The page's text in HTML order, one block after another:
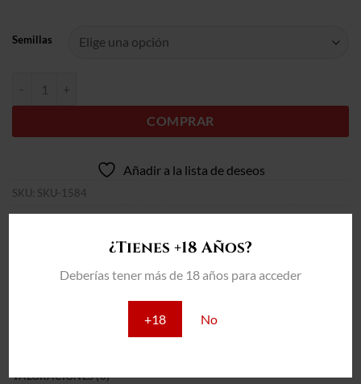
¿Tienes +18 Años?
Deberías tener más de 18 años para acceder
+18 No
Semillas
COMPRAR
Añadir a la lista de deseos
SKU: SKU-1584
Categoría:Feminizadas
VALORACIONES (0)